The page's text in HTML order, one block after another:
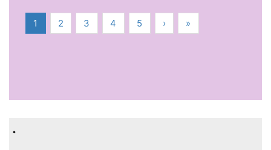
1 2 3 4 5 › »
.